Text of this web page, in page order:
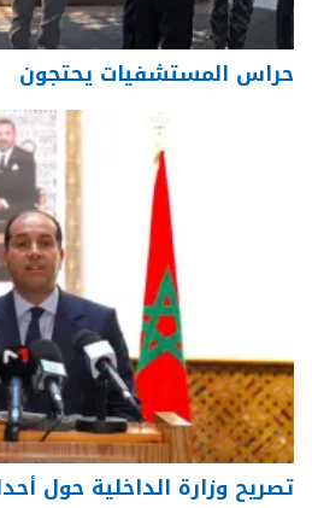
حراس المستشفيات يحتجون
تصريح وزارة الداخلية حول